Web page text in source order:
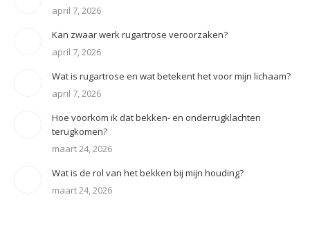
april 7, 2026
Kan zwaar werk rugartrose veroorzaken?
april 7, 2026
Wat is rugartrose en wat betekent het voor mijn lichaam?
april 7, 2026
Hoe voorkom ik dat bekken- en onderrugklachten
terugkomen?
maart 24, 2026
Wat is de rol van het bekken bij mijn houding?
maart 24, 2026